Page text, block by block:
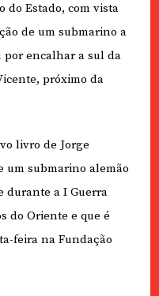
do Estado, com vista
de um submarino a
por encalhar a sul da
próximo da
livro de Jorge
um submarino alemão
durante a I Guerra
do Oriente e que é
feira na Fundação